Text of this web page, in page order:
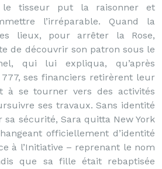
le tisseur put la raisonner et
l’irréparable. Quand la
lieux, pour arrêter la Rose,
de découvrir son patron sous le
qui lui expliqua, qu’après
ses financiers retirèrent leur
à se tourner vers des activités
ses travaux. Sans identité
sécurité, Sara quitta New York
officiellement d’identité
à l’Initiative – reprenant le nom
que sa fille était rebaptisée